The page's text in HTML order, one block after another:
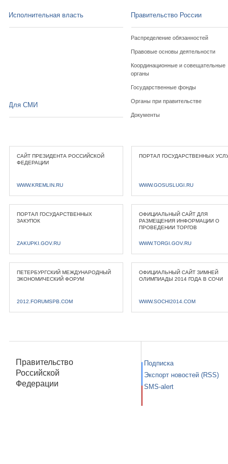
Исполнительная власть Правительство России
Распределение обязанностей
Правовые основы деятельности
Координационные и совещательные
органы
Государственные фонды
Органы при правительстве
Документы
Для СМИ
САЙТ ПРЕЗИДЕНТА РОССИЙСКОЙ
ФЕДЕРАЦИИ
WWW.KREMLIN.RU
ПОРТАЛ ГОСУДАРСТВЕННЫХ
WWW.GOSUSLUGI.RU
ПОРТАЛ ГОСУДАРСТВЕННЫХ
ЗАКУПОК
ZAKUPKI.GOV.RU
ОФИЦИАЛЬНЫЙ САЙТ ДЛЯ
РАЗМЕЩЕНИЯ ИНФОРМАЦИИ О
ПРОВЕДЕНИИ ТОРГОВ
WWW.TORGI.GOV.RU
ПЕТЕРБУРГСКИЙ МЕЖДУНАРОДНЫЙ
ЭКОНОМИЧЕСКИЙ ФОРУМ
2012.FORUMSPB.COM
ОФИЦИАЛЬНЫЙ САЙТ ЗИМНЕЙ
ОЛИМПИАДЫ 2014 ГОДА В СОЧИ
WWW.SOCHI2014.COM
Правительство
Российской
Федерации
Подписка
Экспорт новостей (RSS)
SMS-alert